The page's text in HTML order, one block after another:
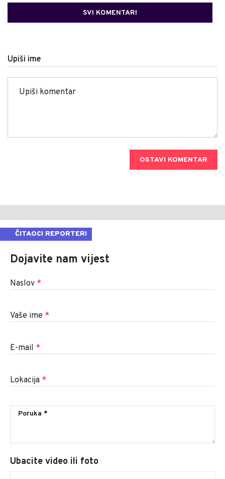
SVI KOMENTARI
Upiši ime
OSTAVI KOMENTAR
ČITAOCI REPORTERI
Dojavite nam vijest
Naslov *
Vaše ime *
E-mail *
Lokacija *
Ubacite video ili foto